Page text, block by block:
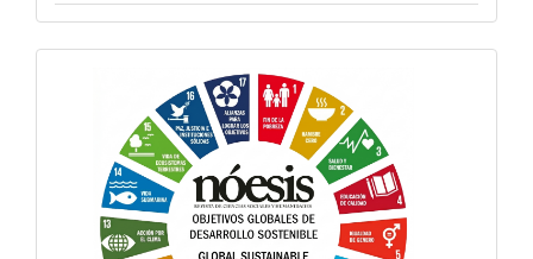
Objetivos
Globales